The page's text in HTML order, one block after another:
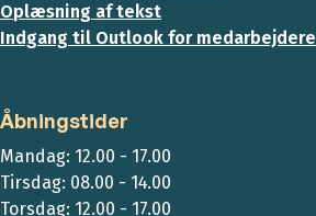
Oplæsning af tekst
Indgang til Outlook for medarbejdere
Åbningstider
Mandag: 12.00 - 17.00
Tirsdag: 08.00 - 14.00
Torsdag: 12.00 - 17.00